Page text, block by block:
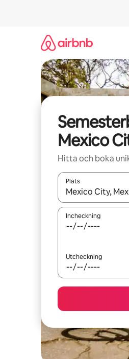
Mexico
Hitta och boka
Plats
När resultaten är
Incheckning
Utcheckning